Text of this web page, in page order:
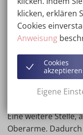
Bauch.
Vorher- und
am Bauch
vorher und
Eine weitere Stelle,
Oberarme.
klicken, erklären
Cookies
Anweisung
Cookies
akzeptieren
Eigene